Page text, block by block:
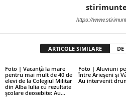
https://
ARTICOLE SIMILARE
Foto | Vacanță la mare
pentru mai mult de 40 de
elevi de la Colegiul Militar
din Alba Iulia cu rezultate
școlare deosebite: Au...
Foto | Aluviuni
între Arieșeni și
Au intervenit